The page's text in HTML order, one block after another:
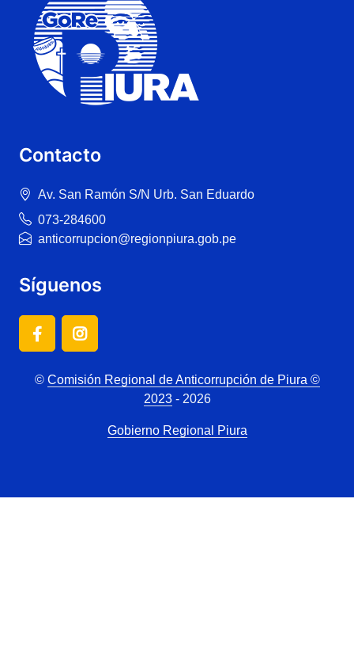
Contacto
Av. San Ramón S/N Urb. San Eduardo
073-284600
anticorrupcion@regionpiura.gob.pe
Síguenos
© Comisión Regional de Anticorrupción de Piura ©
2023- 2026
Gobierno Regional Piura